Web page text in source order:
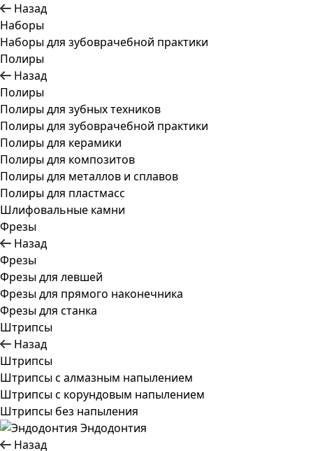
Назад
Наборы
Наборы для зубоврачебной практики
Полиры
Назад
Полиры
Полиры для зубных техников
Полиры для зубоврачебной практики
Полиры для керамики
Полиры для композитов
Полиры для металлов и сплавов
Полиры для пластмасс
Шлифовальные камни
Фрезы
Назад
Фрезы
Фрезы для левшей
Фрезы для прямого наконечника
Фрезы для станка
Штрипсы
Назад
Штрипсы
Штрипсы c алмазным напылением
Штрипсы c корундовым напылением
Штрипсы без напыления
Эндодонтия
Назад